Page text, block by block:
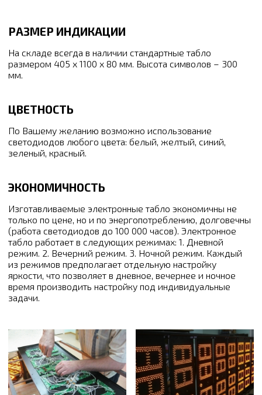
РАЗМЕР ИНДИКАЦИИ
На складе всегда в наличии стандартные табло
размером 405 х 1100 х 80 мм. Высота символов – 300
мм.
ЦВЕТНОСТЬ
По Вашему желанию возможно использование
светодиодов любого цвета: белый, желтый, синий,
зеленый, красный.
ЭКОНОМИЧНОСТЬ
Изготавливаемые электронные табло экономичны не
только по цене, но и по энергопотреблению, долговечны
(работа светодиодов до 100 000 часов). Электронное
табло работает в следующих режимах: 1. Дневной
режим. 2. Вечерний режим. 3. Ночной режим. Каждый
из режимов предполагает отдельную настройку
яркости, что позволяет в дневное, вечернее и ночное
время производить настройку под индивидуальные
задачи.